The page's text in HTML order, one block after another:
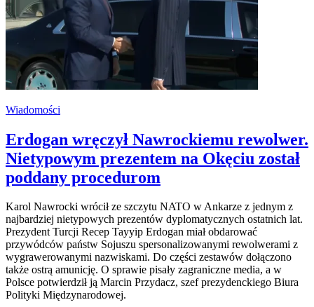
Wiadomości
Erdogan wręczył Nawrockiemu rewolwer.
Nietypowym prezentem na Okęciu został
poddany procedurom
Karol Nawrocki wrócił ze szczytu NATO w Ankarze z jednym z
najbardziej nietypowych prezentów dyplomatycznych ostatnich lat.
Prezydent Turcji Recep Tayyip Erdogan miał obdarować
przywódców państw Sojuszu spersonalizowanymi rewolwerami z
wygrawerowanymi nazwiskami. Do części zestawów dołączono
także ostrą amunicję. O sprawie pisały zagraniczne media, a w
Polsce potwierdził ją Marcin Przydacz, szef prezydenckiego Biura
Polityki Międzynarodowej.